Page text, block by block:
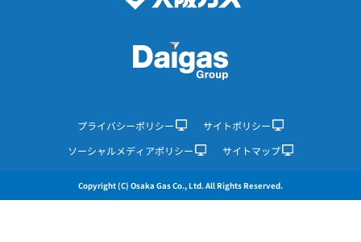
企業情報
業務用・産業用のお客さま
プレスリリース
プライバシーポリシー
サイトポリシー
ソーシャルメディアポリシー
サイトマップ
Copyright (C) Osaka Gas Co., Ltd. All Rights Reserved.